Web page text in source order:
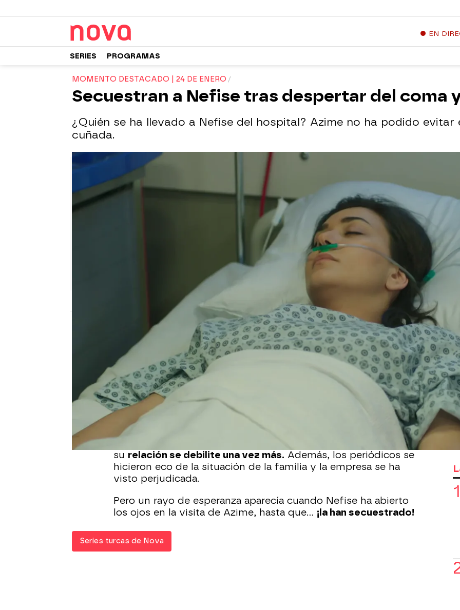
EN
SERIES PROGRAMAS
MOMENTO DESTACADO | 24 DE ENERO
Secuestran a Nefise tras despertar del coma
¿Quién se ha llevado a Nefise del hospital? Azime no ha podido evitar
cuñada.
24 de enero de 2023, 21:49
WhatsappFacebook
X
Todo el mundo sigue pendiente de Nefise
, es la principal
preocupación. Aunque poco a poco se han ido uniendo más
problemas a la familia, desde el encarcelamiento de Onur
hasta la actitud sospechosa de Cemre.
Onur ha salido en libertad pero Zeynep le ha pillado en una
conversación en la que no le deja en buen lugar, haciendo que
su relación se debilite una vez más. Además, los periódicos se
hicieron eco de la situación de la familia y la empresa se ha
visto perjudicada.
Pero un rayo de esperanza aparecía cuando Nefise ha abierto
los ojos en la visita de Azime, hasta que... ¡la han secuestrado!
Series turcas de Nova